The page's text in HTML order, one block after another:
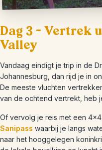
Dag 3 – Vertrek
Valley
Vandaag eindigt je trip in de
Johannesburg, dan rijd je in
De meeste vluchten
van de ochtend vertrekt, heb
Of vervolg je reis met een
Sanipass waarbij je langs
naar het hooggelegen